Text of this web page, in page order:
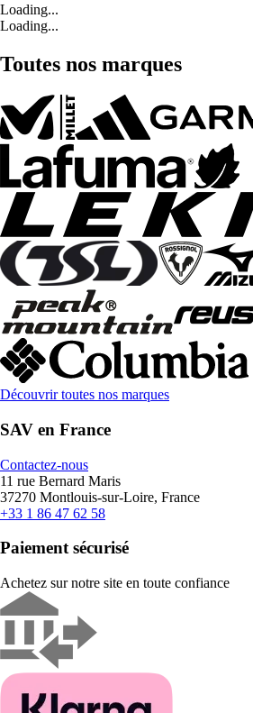
Loading...
Loading...
Toutes nos marques
Découvrir toutes nos marques
SAV en France
Contactez-nous
11 rue Bernard Maris
37270 Montlouis-sur-Loire, France
+33 1 86 47 62 58
Paiement sécurisé
Achetez sur notre site en toute confiance